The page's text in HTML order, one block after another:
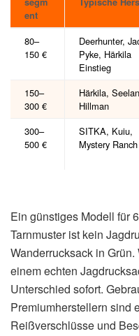
ent
80–
150 €
Deerhunter,
Pyke, Härkila
Einstieg
150–
300 €
Härkila,
Hillman
300–
500 €
SITKA, Kuiu,
Mystery Ranch
Ein günstiges Modell für
Tarnmuster ist kein
Wanderrucksack in
einem echten
Unterschied sofort.
Premiumherstellern sind
Reißverschlüsse und